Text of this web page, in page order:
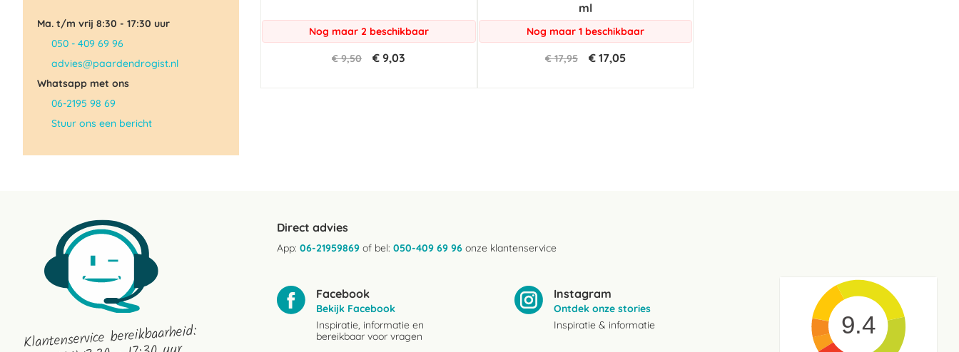
Nog maar 2 beschikbaar
€ 9,50 € 9,03
ml
Nog maar 1 beschikbaar
€ 17,95 € 17,05
Ma. t/m vrij 8:30 - 17:30 uur
050 - 409 69 96
advies@paardendrogist.nl
Whatsapp met ons
06-2195 98 69
Stuur ons een bericht
Klantenservice bereikbaarheid:
Direct advies
App: 06-21959869 of bel: 050-409 69 96 onze klantenservice
Facebook
Bekijk Facebook
Inspiratie, informatie en
bereikbaar voor vragen
Instagram
Ontdek onze stories
Inspiratie & informatie
9.4